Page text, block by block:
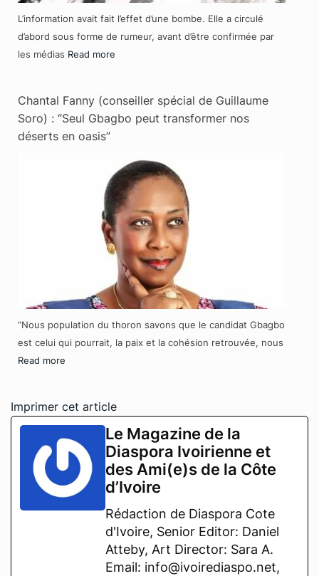
L’information avait fait l’effet d’une bombe. Elle a circulé
d’abord sous forme de rumeur, avant d’être confirmée par
les médias Read more
Chantal Fanny (conseiller spécial de Guillaume
Soro) : “Seul Gbagbo peut transformer nos
déserts en oasis”
“Nous population du thoron savons que le candidat Gbagbo
est celui qui pourrait, la paix et la cohésion retrouvée, nous
Read more
Imprimer cet article
Le Magazine de la
Diaspora Ivoirienne et
des Ami(e)s de la Côte
d’Ivoire
Rédaction de Diaspora Cote
d'Ivoire, Senior Editor: Daniel
Atteby, Art Director: Sara A.
Email: info@ivoirediaspo.net,